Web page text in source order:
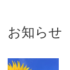
お知らせ
採用情報
計装トラブル110